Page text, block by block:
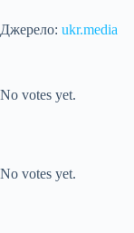
Джерело: ukr.media
No votes yet.
No votes yet.